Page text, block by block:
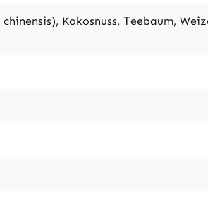
Kokosnuss, Teebaum,